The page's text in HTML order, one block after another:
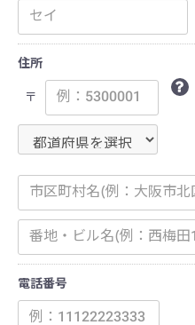
住所
〒
電話番号